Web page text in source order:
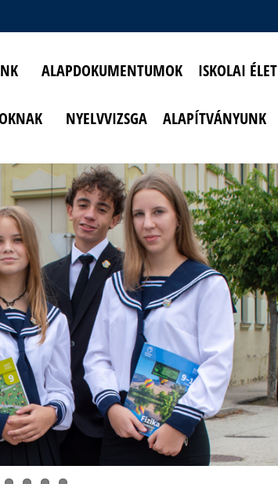
ALAPDOKUMENTUMOK ISKOLAI ÉLET
NYELVVIZSGA ALAPÍTVÁNYUNK